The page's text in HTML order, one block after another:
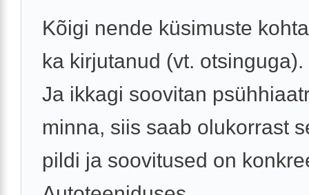
Kõigi nende küsimuste
ka kirjutanud (vt. otsinguga).
Ja ikkagi soovitan
minna, siis saab olukorrast
pildi ja soovitused on